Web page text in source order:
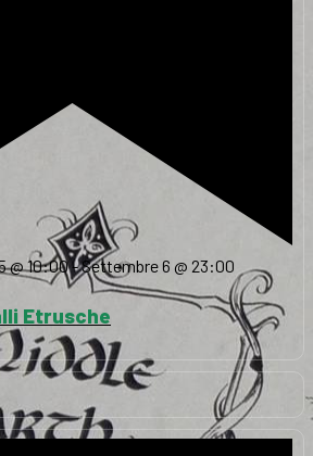
@ 10:00-Settembre 6 @ 23:00
Etrusche